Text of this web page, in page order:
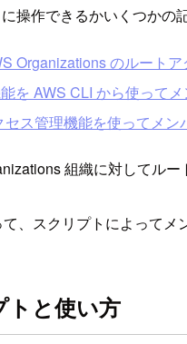
操作できるかいくつかの
Organizations のルート
を AWS CLI から使って
ス管理機能を使ってメ
組織に対してル
、スクリプトによってメ
トと使い方